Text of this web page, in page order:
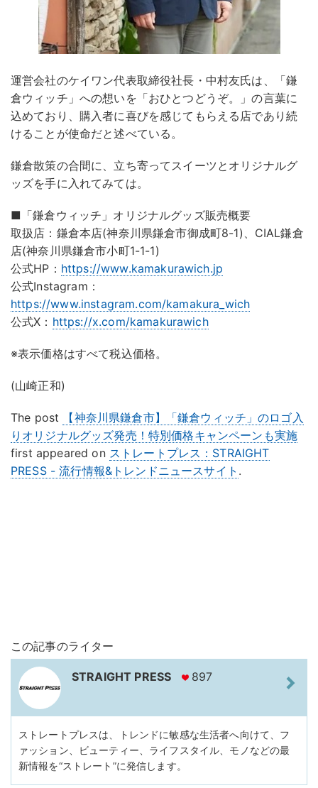
運営会社のケイワン代表取締役社長・中村友氏は、「鎌
倉ウィッチ」への想いを「おひとつどうぞ。」の言葉に
込めており、購入者に喜びを感じてもらえる店であり続
けることが使命だと述べている。
鎌倉散策の合間に、立ち寄ってスイーツとオリジナルグ
ッズを手に入れてみては。
■「鎌倉ウィッチ」オリジナルグッズ販売概要
取扱店：鎌倉本店(神奈川県鎌倉市御成町8-1)、CIAL鎌倉
店(神奈川県鎌倉市小町1-1-1)
公式HP： https://www.kamakurawich.jp
公式Instagram：
https://www.instagram.com/kamakura_wich
公式X： https://x.com/kamakurawich
※表示価格はすべて税込価格。
(山崎正和)
The post
【神奈川県鎌倉市】「鎌倉ウィッチ」のロゴ入
りオリジナルグッズ発売！特別価格キャンペーンも実施
first appeared on ストレートプレス：STRAIGHT
PRESS - 流行情報&トレンドニュースサイト .
この記事のライター
STRAIGHT PRESS 897
ストレートプレスは、トレンドに敏感な生活者へ向けて、フ
ァッション、ビューティー、ライフスタイル、モノなどの最
新情報を“ストレート”に発信します。